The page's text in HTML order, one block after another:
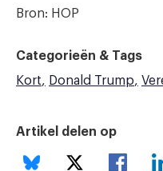
Bron: HOP
Categorieën & Tags
Kort
Donald Trump
Artikel delen op